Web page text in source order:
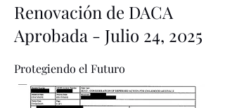
Renovación de DACA
Aprobada - Julio 24, 2025
Protegiendo el Futuro